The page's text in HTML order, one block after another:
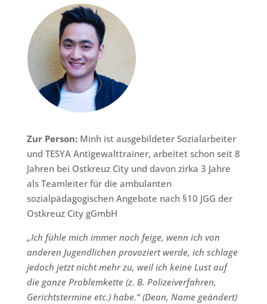
Zur Person:Minh ist ausgebildeter Sozialarbeiter
und TESYA Antigewalttrainer, arbeitet schon seit 8
Jahren bei Ostkreuz City und davon zirka 3 Jahre
als Teamleiter für die ambulanten
sozialpädagogischen Angebote nach §10 JGG der
Ostkreuz City gGmbH
„Ich fühle mich immer noch feige, wenn ich von
anderen Jugendlichen provoziert werde, ich schlage
jedoch jetzt nicht mehr zu, weil ich keine Lust auf
die ganze Problemkette (z. B. Polizeiverfahren,
Gerichtstermine etc.) habe.“ (Dean, Name geändert)